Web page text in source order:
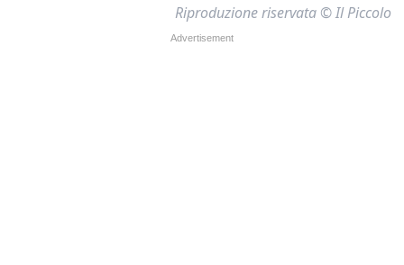
Riproduzione riservata © Il Piccolo